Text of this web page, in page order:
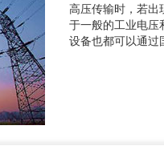
高压传输时，若出
于一般的工业电压
设备也都可以通过